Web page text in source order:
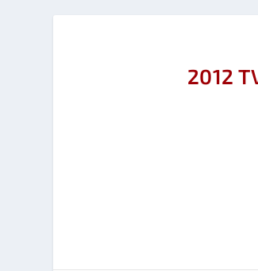
2012